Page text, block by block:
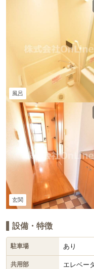
風呂
玄関
設備・特徴
駐車場 あり
共用部 エレベー